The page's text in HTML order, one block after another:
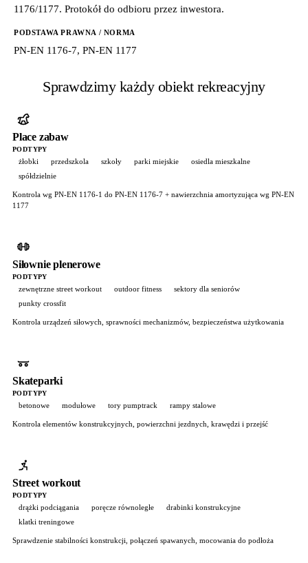
1176/1177. Protokół do odbioru przez inwestora.
PODSTAWA PRAWNA / NORMA
PN-EN 1176-7, PN-EN 1177
Sprawdzimy każdy obiekt rekreacyjny
Place zabaw
PODTYPY
żłobki przedszkola szkoły parki miejskie
osiedla mieszkalne
spółdzielnie
Kontrola wg PN-EN 1176-1 do PN-EN 1176-7 + nawierzchnia amortyzująca wg PN-EN
1177
Siłownie plenerowe
PODTYPY
zewnętrzne street workout outdoor fitness
sektory dla seniorów
punkty crossfit
Kontrola urządzeń siłowych, sprawności mechanizmów, bezpieczeństwa użytkowania
Skateparki
PODTYPY
betonowe modułowe tory pumptrack rampy stalowe
Kontrola elementów konstrukcyjnych, powierzchni jezdnych, krawędzi i przejść
Street workout
PODTYPY
drążki podciągania poręcze równoległe
drabinki konstrukcyjne
klatki treningowe
Sprawdzenie stabilności konstrukcji, połączeń spawanych, mocowania do podłoża